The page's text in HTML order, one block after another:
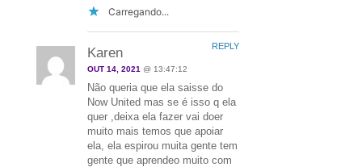
Carregando...
Karen
OUT 14, 2021 @ 13:47:12
Não queria que ela saisse do
Now United mas se é isso q ela
quer ,deixa ela fazer vai doer
muito mais temos que apoiar
ela, ela espirou muita gente tem
gente que aprendeo muito com
REPLY